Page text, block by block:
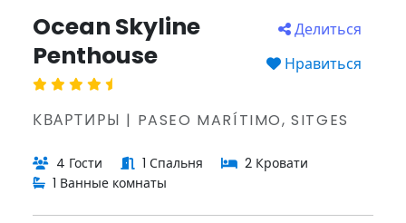
Ocean Skyline
Penthouse
Делиться
Нравиться
КВАРТИРЫ | PASEO MARÍTIMO, SITGES
4 Гости 1 Спальня
2 Кровати
1 Ванные комнаты